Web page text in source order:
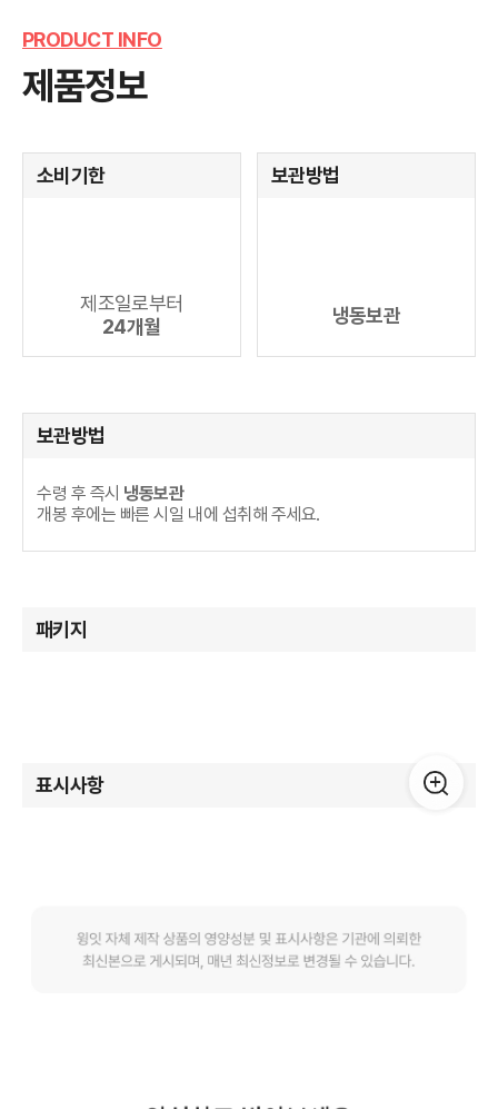
PRODUCT INFO
제품정보
소비기한
제조일로부터
24개월
보관방법
냉동보관
보관방법
수령 후 즉시 냉동보관
개봉 후에는 빠른 시일 내에 섭취해 주세요.
패키지
표시사항